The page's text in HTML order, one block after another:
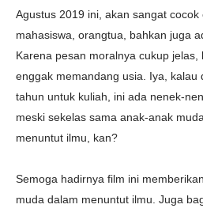
Agustus 2019 ini, akan sangat
mahasiswa, orangtua, bahkan juga
Karena pesan moralnya cukup
enggak memandang usia. Iya, kalau
tahun untuk kuliah, ini ada nenek-
meski sekelas sama anak-anak
menuntut ilmu, kan?
Semoga hadirnya film ini
muda dalam menuntut ilmu. Juga